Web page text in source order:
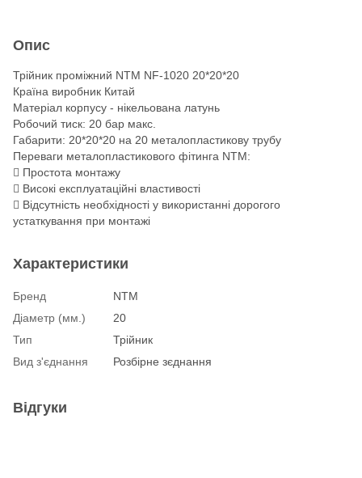
Опис
Трійник проміжний NTM NF-1020 20*20*20
Країна виробник Китай
Матеріал корпусу - нікельована латунь
Робочий тиск: 20 бар макс.
Габарити: 20*20*20 на 20 металопластикову трубу
Переваги металопластикового фітинга NTM:
 Простота монтажу
 Високі експлуатаційні властивості
 Відсутність необхідності у використанні дорогого
устаткування при монтажі
Характеристики
Бренд
NTM
Діаметр (мм.)
20
Тип
Трійник
Вид з'єднання
Розбірне зєднання
Відгуки